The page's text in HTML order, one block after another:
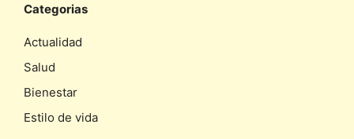
Categorias
Actualidad
Salud
Bienestar
Estilo de vida